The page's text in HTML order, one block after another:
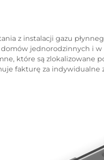
z instalacji gazu
jednorodzinnych i
które są zlokalizowane
fakturę za indywidualne